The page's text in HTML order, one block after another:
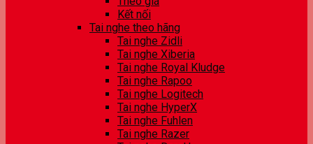
Kết nối
Tai nghe theo hãng
Tai nghe Zidli
Tai nghe Xiberia
Tai nghe Royal Kludge
Tai nghe Rapoo
Tai nghe Logitech
Tai nghe HyperX
Tai nghe Fuhlen
Tai nghe Razer